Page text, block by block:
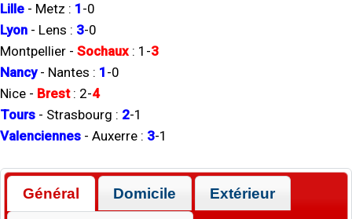
Lille - Metz : 1 -0
Lyon - Lens : 3-0
Montpellier - Sochaux : 1 -3
Nancy- Nantes : 1 -0
Nice - Brest: 2-4
Tours - Strasbourg : 2-1
Valenciennes - Auxerre : 3-1
Général Domicile Extérieur